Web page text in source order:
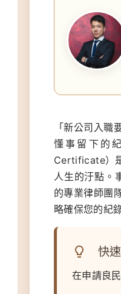
「新公司入
懂事留下的
Certificate）
人生的汙點。
的專業律師團
略確保您的紀
快
在申請良